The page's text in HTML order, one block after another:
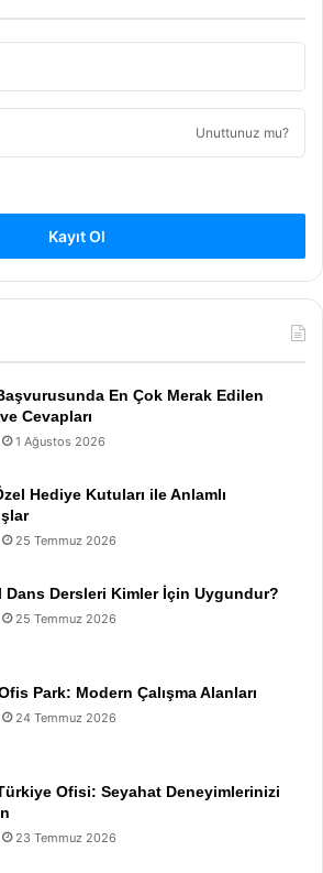
Unuttunuz mu?
Kayıt Ol
En Çok Merak Edilen
Cevapları
1 Ağustos 2026
Hediye Kutuları ile Anlamlı
25 Temmuz 2026
Dans Dersleri Kimler İçin Uygundur?
25 Temmuz 2026
Park: Modern Çalışma Alanları
24 Temmuz 2026
Ofisi: Seyahat Deneyimlerinizi
23 Temmuz 2026